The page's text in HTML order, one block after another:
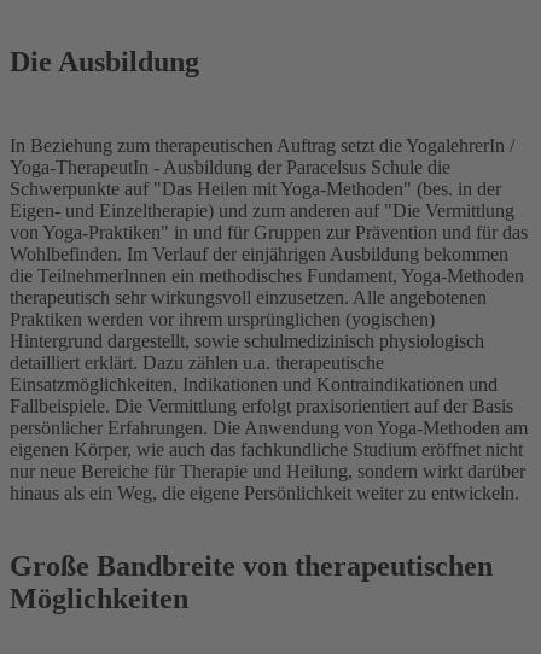
Die Ausbildung
In Beziehung zum therapeutischen Auftrag setzt die YogalehrerIn /
Yoga-TherapeutIn - Ausbildung der Paracelsus Schule die
Schwerpunkte auf "Das Heilen mit Yoga-Methoden" (bes. in der
Eigen- und Einzeltherapie) und zum anderen auf "Die Vermittlung
von Yoga-Praktiken" in und für Gruppen zur Prävention und für das
Wohlbefinden. Im Verlauf der einjährigen Ausbildung bekommen
die TeilnehmerInnen ein methodisches Fundament, Yoga-Methoden
therapeutisch sehr wirkungsvoll einzusetzen. Alle angebotenen
Praktiken werden vor ihrem ursprünglichen (yogischen)
Hintergrund dargestellt, sowie schulmedizinisch physiologisch
detailliert erklärt. Dazu zählen u.a. therapeutische
Einsatzmöglichkeiten, Indikationen und Kontraindikationen und
Fallbeispiele. Die Vermittlung erfolgt praxisorientiert auf der Basis
persönlicher Erfahrungen. Die Anwendung von Yoga-Methoden am
eigenen Körper, wie auch das fachkundliche Studium eröffnet nicht
nur neue Bereiche für Therapie und Heilung, sondern wirkt darüber
hinaus als ein Weg, die eigene Persönlichkeit weiter zu entwickeln.
Große Bandbreite von therapeutischen
Möglichkeiten